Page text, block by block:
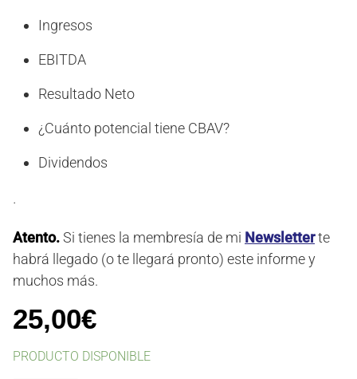
Ingresos
EBITDA
Resultado Neto
¿Cuánto potencial tiene CBAV?
Dividendos
·
Atento.Si tienes la membresía de mi Newsletterte
habrá llegado (o te llegará pronto) este informe y
muchos más.
25,00€
PRODUCTO DISPONIBLE